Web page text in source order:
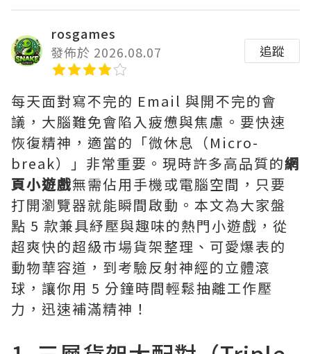
rosgames
發佈於 2026.08.07
追蹤
每天面對寫不完的 Email 與開不完的會
議，大腦難免會陷入疲憊與焦慮。要快速
恢復精神，適當的「微休息（Micro-
break）」非常重要。現時許多高品質的網
頁小遊戲無需佔用手機或電腦空間，只要
打開瀏覽器就能瞬間啟動。本文為大家盤
點 5 款兼具紓壓與趣味的熱門小遊戲，從
超爽快的超級市場貨架整理、可愛爆表的
動物華容道，到考驗反射神經的立體滾
球，讓你用 5 分鐘時間輕鬆抽離工作壓
力，迅速補滿精神！